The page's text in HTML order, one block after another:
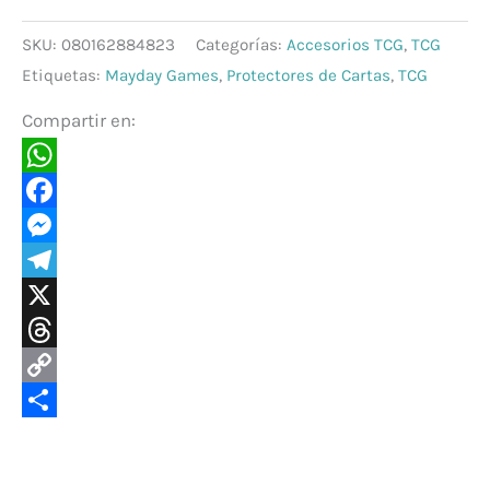
SKU: 080162884823 Categorías: Accesorios TCG, TCG
Etiquetas: Mayday Games, Protectores de Cartas, TCG
Compartir en:
WhatsApp
Facebook
Messenger
Telegram
X
Threads
Copy